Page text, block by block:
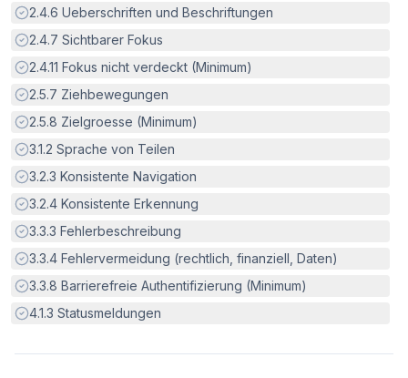
Erfüllt:
2.4.6 Ueberschriften und Beschriftungen
Erfüllt:
2.4.7 Sichtbarer Fokus
Erfüllt:
2.4.11 Fokus nicht verdeckt (Minimum)
Erfüllt:
2.5.7 Ziehbewegungen
Erfüllt:
2.5.8 Zielgroesse (Minimum)
Erfüllt:
3.1.2 Sprache von Teilen
Erfüllt:
3.2.3 Konsistente Navigation
Erfüllt:
3.2.4 Konsistente Erkennung
Erfüllt:
3.3.3 Fehlerbeschreibung
Erfüllt:
3.3.4 Fehlervermeidung (rechtlich, finanziell, Daten)
Erfüllt:
3.3.8 Barrierefreie Authentifizierung (Minimum)
Erfüllt:
4.1.3 Statusmeldungen